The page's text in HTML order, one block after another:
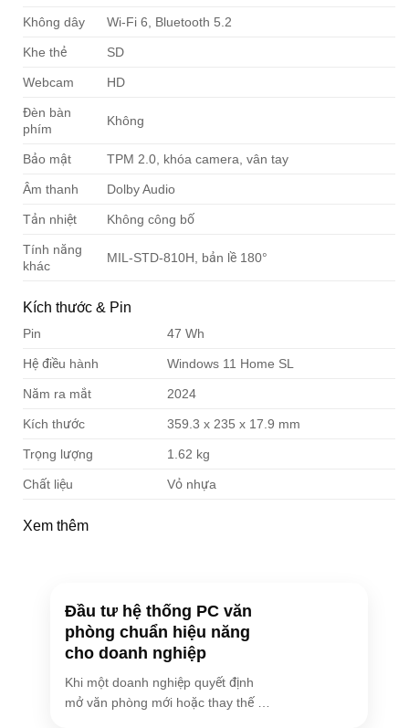
Không dây Wi-Fi 6, Bluetooth 5.2
Khe thẻ SD
Webcam HD
Đèn bàn
phím
Không
Bảo mật TPM 2.0, khóa camera, vân tay
Âm thanh Dolby Audio
Tản nhiệt Không công bố
Tính năng
khác
MIL-STD-810H, bản lề 180°
Kích thước & Pin
Pin 47 Wh
Hệ điều hành Windows 11 Home SL
Năm ra mắt 2024
Kích thước 359.3 x 235 x 17.9 mm
Trọng lượng 1.62 kg
Chất liệu Vỏ nhựa
Xem thêm
Đầu tư hệ thống PC văn
phòng chuẩn hiệu năng
cho doanh nghiệp
Khi một doanh nghiệp quyết định
mở văn phòng mới hoặc thay thế hệ